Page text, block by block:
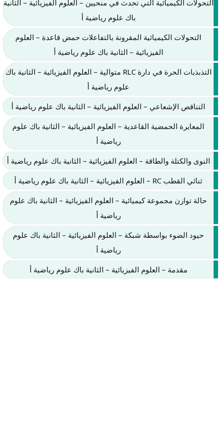
التحولات الكيميائية التي تحدث في منحيين – العلوم الفيزيائية – الثانية
باك علوم رياضية أ
التحولات الكيميائية المقرونة بالتفاعلات حمض قاعدة – العلوم
الفيزيائية – الثانية باك علوم رياضية أ
التذبذبات الحرة في دارة RLC متوالية – العلوم الفيزيائية – الثانية باك
علوم رياضية أ
التناقص الإشعاعي – العلوم الفيزيائية – الثانية باك علوم رياضية أ
المعايرة الحمضية القاعدية – العلوم الفيزيائية – الثانية باك علوم
رياضية أ
النوى والكتلة والطاقة – العلوم الفيزيائية – الثانية باك علوم رياضية أ
ثنائي القطب RC – العلوم الفيزيائية – الثانية باك علوم رياضية أ
حالة توازن مجموعة كيميائية – العلوم الفيزيائية – الثانية باك علوم
رياضية أ
حيود الضوء بواسطة شبكة – العلوم الفيزيائية – الثانية باك علوم
رياضية أ
مقدمة – العلوم الفيزيائية – الثانية باك علوم رياضية أ